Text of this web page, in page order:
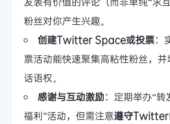
粉丝对你产生兴趣。
创建Twitter Space或投票：
票活动能快速聚集高粘性粉丝，
话语权。
感谢与互动激励：定期举办“转
福利”活动，但需注意遵守Twitter